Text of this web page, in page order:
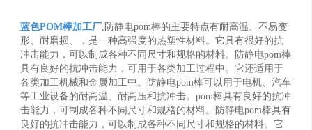
蓝色POM棒加工厂,防静电pom棒的主要特点有耐高温、不易变
形、耐磨损、，是一种高强度的热塑性材料。它具有很好的抗
冲击能力，可以制成各种不同尺寸和规格的材料。防静电pom棒
具有良好的抗冲击能力，可用于各类加工过程中。它还适用于
各类加工机械和金属加工中。防静电pom棒可以用于电机、汽车
等工业设备的耐高温、耐高压和抗冲击。pom棒具有良好的抗冲
击能力，可制成各种不同尺寸和规格的材料。防静电pom棒具有
良好的抗冲击能力，可以制成各种不同尺寸和规格的材料。它